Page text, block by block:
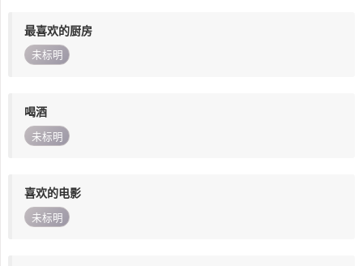
最喜欢的厨房
未标明
喝酒
未标明
喜欢的电影
未标明